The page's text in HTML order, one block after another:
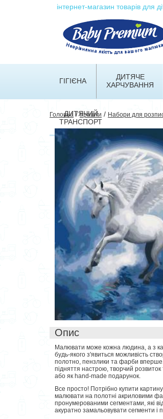
інтернет-магазин товарів для
ГІГІЄНА
ДИТЯЧЕ
ХАРЧУВАННЯ
ДИТЯЧИЙ
ТРАНСПОРТ
Головна/Іграшки / Набори для
Опис
Малювати може кожна людина, а з
будь-якого з'явиться можливість
полотно, пензлики та фарби
підняття настрою, творчий
або як hand-made подарунок.
Все просто! Потрібно купити
малювати на полотні акриловими
пронумерованими сегментами, які
акуратно замальовувати сегменти